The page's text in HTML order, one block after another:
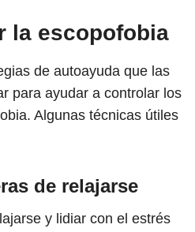
la escopofobia
de autoayuda que las
para ayudar a controlar los
Algunas técnicas útiles
de relajarse
y lidiar con el estrés